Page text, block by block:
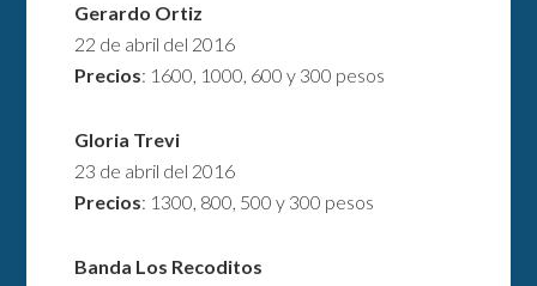
Gerardo Ortiz
22 de abril del 2016
Precios: 1600, 1000, 600 y 300 pesos
Gloria Trevi
23 de abril del 2016
Precios: 1300, 800, 500 y 300 pesos
Banda Los Recoditos